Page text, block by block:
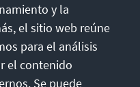
y la
el sitio web reúne
para el análisis
el contenido
Se puede